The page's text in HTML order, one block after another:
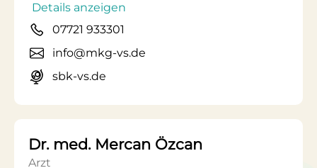
Details anzeigen
07721 933301
info@mkg-vs.de
sbk-vs.de
Dr. med. Mercan Özcan
Arzt